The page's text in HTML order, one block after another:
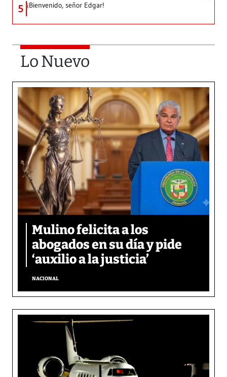
5 ¡Bienvenido, señor Edgar!
Lo Nuevo
Mulino felicita a los
abogados en su día y pide
‘auxilio a la justicia’
NACIONAL